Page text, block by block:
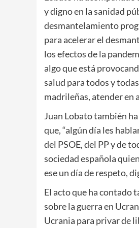
y digno en la sanidad
desmantelamiento
para acelerar el
los efectos de la
algo que está
salud para todos y
madrileñas, atender en
Juan Lobato también
que, “algún día les
del PSOE, del PP y de
sociedad española
ese un día de respeto,
El acto que ha contado
sobre la guerra en
Ucrania para privar de